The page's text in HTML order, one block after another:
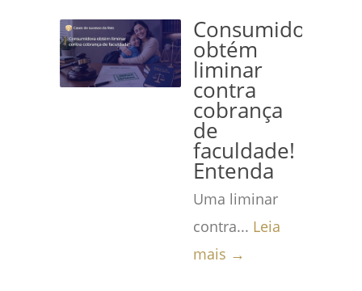
Consumidora
obtém
liminar
contra
cobrança
de
faculdade!
Entenda
Uma liminar
contra... Leia
mais →